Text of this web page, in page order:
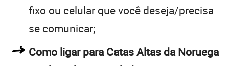
fixo ou celular que você deseja/precisa
se comunicar;
Como ligar para Catas Altas da Noruega